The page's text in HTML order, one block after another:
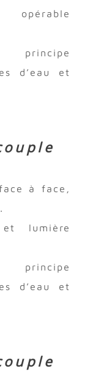
opérable
principe
d’eau et
à face,
et lumière
principe
d’eau et